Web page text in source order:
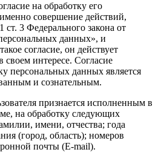
на обработку его
совершение действий,
3 Федерального закона от
данных», и
согласие, он действует
своем интересе. Согласие
персональных данных является
и сознательным.
признается исполненным в
на обработку следующих
имени, отчества; года
(город, область); номеров
почты (E-mail).